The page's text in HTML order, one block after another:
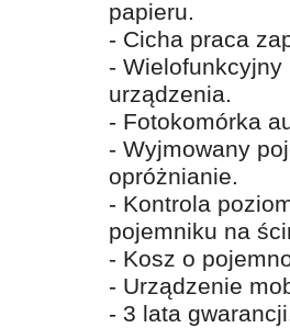
papieru.
- Cicha praca
- Wielofunkcyjny
urządzenia.
- Fotokomórka
- Wyjmowany
opróżnianie.
- Kontrola
pojemniku na
- Kosz o
- Urządzenie
- 3 lata